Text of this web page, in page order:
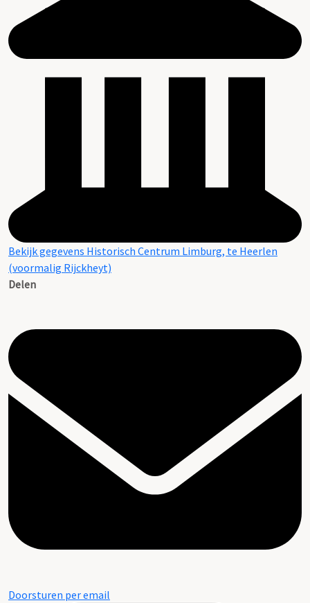
Bekijk gegevens Historisch Centrum Limburg, te Heerlen
(voormalig Rijckheyt)
Delen
Doorsturen per email